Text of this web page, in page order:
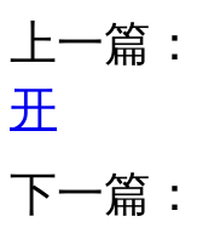
上一篇：
开
下一篇：